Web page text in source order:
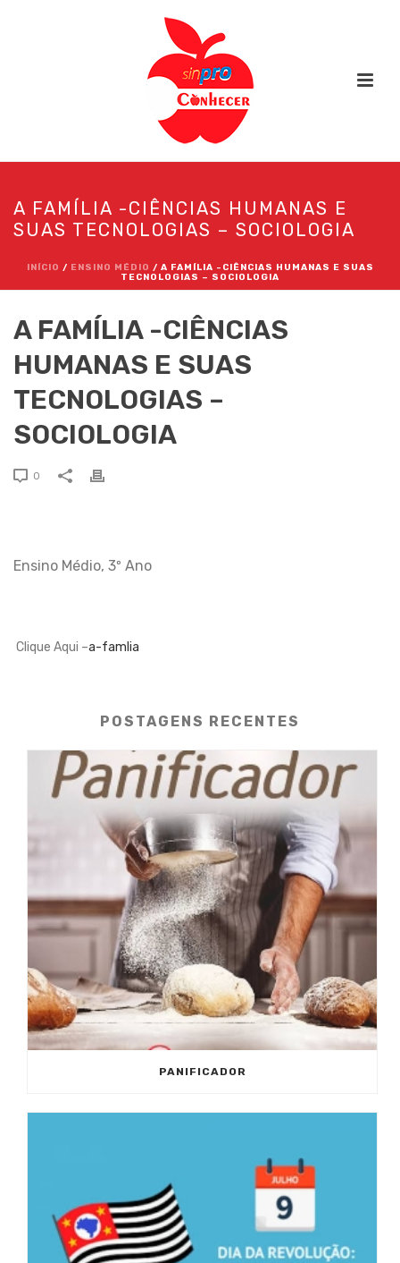
A FAMÍLIA -CIÊNCIAS HUMANAS E
SUAS TECNOLOGIAS – SOCIOLOGIA
INÍCIO / ENSINO MÉDIO / A FAMÍLIA -CIÊNCIAS HUMANAS E SUAS
TECNOLOGIAS – SOCIOLOGIA
A FAMÍLIA -CIÊNCIAS
HUMANAS E SUAS
TECNOLOGIAS –
SOCIOLOGIA
0
Ensino Médio, 3º Ano
Clique Aqui –a-famlia
POSTAGENS RECENTES
PANIFICADOR